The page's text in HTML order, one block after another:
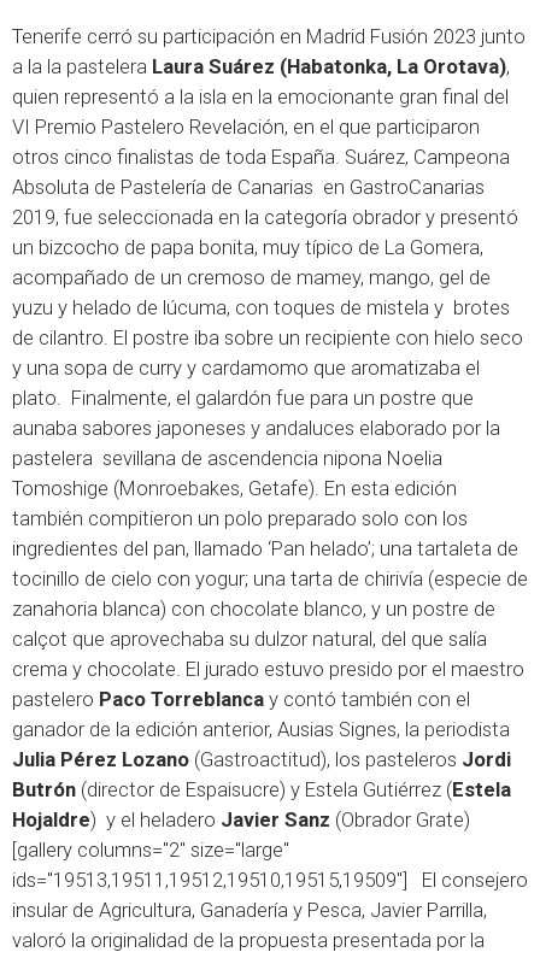
Tenerife cerró su participación en Madrid Fusión 2023 junto
a la la pastelera Laura Suárez (Habatonka, La Orotava),
quien representó a la isla en la emocionante gran final del
VI Premio Pastelero Revelación, en el que participaron
otros cinco finalistas de toda España. Suárez, Campeona
Absoluta de Pastelería de Canarias en GastroCanarias
2019, fue seleccionada en la categoría obrador y presentó
un bizcocho de papa bonita, muy típico de La Gomera,
acompañado de un cremoso de mamey, mango, gel de
yuzu y helado de lúcuma, con toques de mistela y brotes
de cilantro. El postre iba sobre un recipiente con hielo seco
y una sopa de curry y cardamomo que aromatizaba el
plato. Finalmente, el galardón fue para un postre que
aunaba sabores japoneses y andaluces elaborado por la
pastelera sevillana de ascendencia nipona Noelia
Tomoshige (Monroebakes, Getafe). En esta edición
también compitieron un polo preparado solo con los
ingredientes del pan, llamado ‘Pan helado’; una tartaleta de
tocinillo de cielo con yogur; una tarta de chirivía (especie de
zanahoria blanca) con chocolate blanco, y un postre de
calçot que aprovechaba su dulzor natural, del que salía
crema y chocolate. El jurado estuvo presido por el maestro
pastelero Paco Torreblanca y contó también con el
ganador de la edición anterior, Ausias Signes, la periodista
Julia Pérez Lozano (Gastroactitud), los pasteleros Jordi
Butrón (director de Espaisucre) y Estela Gutiérrez ( Estela
Hojaldre) y el heladero Javier Sanz (Obrador Grate)
[gallery columns="2" size="large"
ids="19513,19511,19512,19510,19515,19509"] El consejero
insular de Agricultura, Ganadería y Pesca, Javier Parrilla,
valoró la originalidad de la propuesta presentada por la